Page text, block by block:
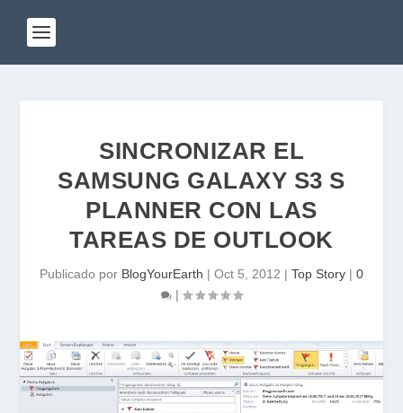
SINCRONIZAR EL
SAMSUNG GALAXY S3 S
PLANNER CON LAS
TAREAS DE OUTLOOK
Publicado por BlogYourEarth | Oct 5, 2012 | Top Story | 0
|